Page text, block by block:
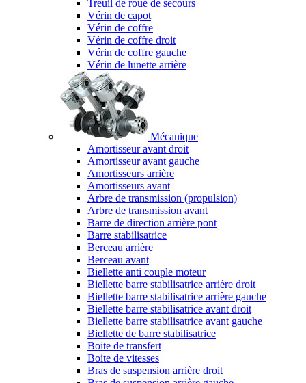
Treuil de roue de secours
Vérin de capot
Vérin de coffre
Vérin de coffre droit
Vérin de coffre gauche
Vérin de lunette arrière
Mécanique
Amortisseur avant droit
Amortisseur avant gauche
Amortisseurs arrière
Amortisseurs avant
Arbre de transmission (propulsion)
Arbre de transmission avant
Barre de direction arrière pont
Barre stabilisatrice
Berceau arrière
Berceau avant
Biellette anti couple moteur
Biellette barre stabilisatrice arrière droit
Biellette barre stabilisatrice arrière gauche
Biellette barre stabilisatrice avant droit
Biellette barre stabilisatrice avant gauche
Biellette de barre stabilisatrice
Boite de transfert
Boite de vitesses
Bras de suspension arrière droit